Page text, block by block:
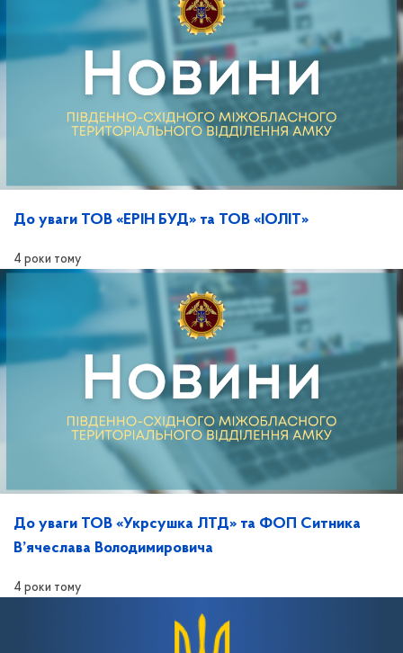
До уваги ТОВ «ЕРІН БУД» та ТОВ «ІОЛІТ»
4 роки тому
До уваги ТОВ «Укрсушка ЛТД» та ФОП Ситника
В’ячеслава Володимировича
4 роки тому